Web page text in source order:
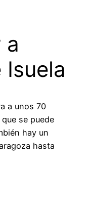
a
a unos 70
se puede
hay un
hasta